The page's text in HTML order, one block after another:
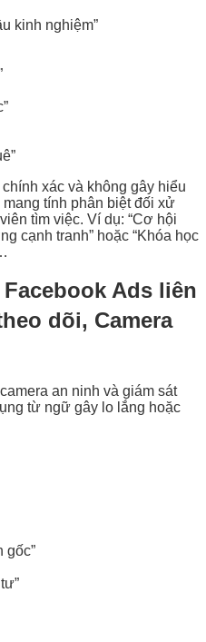
kinh nghiệm”
xác và không gây hiểu
mang tính phân biệt đối xử
tìm việc. Ví dụ: “Cơ hội
cạnh tranh” hoặc “Khóa học
Ads liên
dõi, Camera
an ninh và giám sát
từ ngữ gây lo lắng hoặc
gốc”